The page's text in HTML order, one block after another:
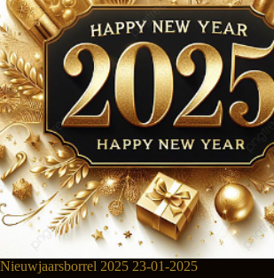
Nieuwjaarsborrel 2025 23-01-2025